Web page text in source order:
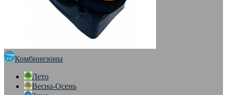
Комбинезоны
Лето
Весна-Осень